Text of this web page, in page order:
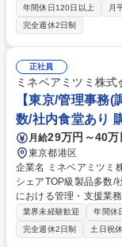
任せします。基本は船
空輸での対応も行っております。 【詳細】■輸出実務
ーダーに対し、在庫確
V、PL、原産地証明、
せた正確なデリバリー
ードタイムを見越し、
務や、流動的な在庫数量の適正管
購買】ポーラ・オルビ
年間休日120日以上 月
完全週休2日制
正社員
ミネベアミツミ株式
【東京/管理事務
数/社内食堂あり
月給29万円～40万
東京都港区
企業名 ミネベアミツミ株式会社 求人名 【東京/管理事
シェアTOP級製品多数/社内食堂あり 仕事の内容
における管理・支援業
契約の管理、取適法・
ど多岐にわたる本部機能業務をお任
理、および取引基本契
業界未経験歓迎 年間休
完全週休2日制
土日祝